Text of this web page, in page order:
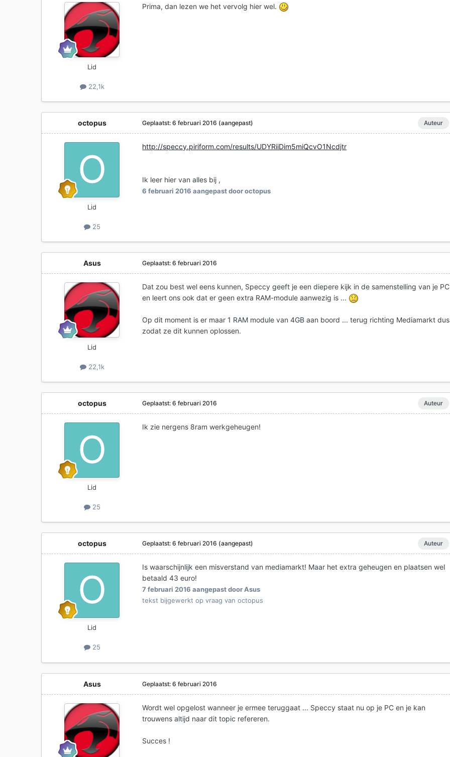
Lid
22,1k
Prima, dan lezen we het vervolg hier wel.
octopus
Lid
25
Auteur
Geplaatst:6 februari 2016 (aangepast)
http://speccy.piriform.com/results/UDYRiiDim5miQcvO1Ncdjtr
Ik leer hier van alles bij ,
6 februari 2016 aangepast door octopus
Asus
Lid
22,1k
Geplaatst:6 februari 2016
Dat zou best wel eens kunnen, Speccy geeft je een diepere kijk in de samenstelling van je PC
en leert ons ook dat er geen extra RAM-module aanwezig is ...
Op dit moment is er maar 1 RAM module van 4GB aan boord ... terug richting Mediamarkt
zodat ze dit kunnen oplossen.
octopus
Lid
25
Auteur
Geplaatst:6 februari 2016
Ik zie nergens 8ram werkgeheugen!
octopus
Lid
25
Auteur
Geplaatst:6 februari 2016 (aangepast)
Is waarschijnlijk een misverstand van mediamarkt! Maar het extra geheugen en plaatsen wel
betaald 43 euro!
7 februari 2016 aangepast door Asus
tekst bijgewerkt op vraag van octopus
Asus Geplaatst:6 februari 2016
Wordt wel opgelost wanneer je ermee teruggaat ... Speccy staat nu op je PC en je kan
trouwens altijd naar dit topic refereren.
Succes !